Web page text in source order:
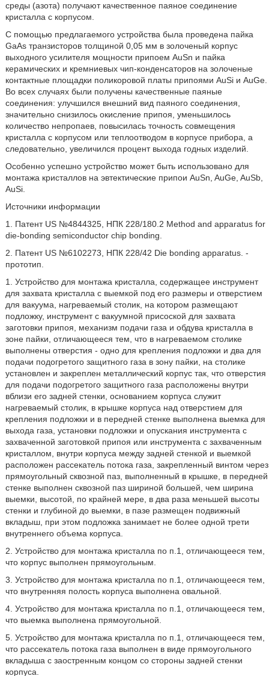
среды (азота) получают качественное паяное соединение
кристалла с корпусом.
С помощью предлагаемого устройства была проведена пайка
GaAs транзисторов толщиной 0,05 мм в золоченый корпус
выходного усилителя мощности припоем AuSn и пайка
керамических и кремниевых чип-конденсаторов на золоченые
контактные площадки поликоровой платы припоями AuSi и AuGe.
Во всех случаях были получены качественные паяные
соединения: улучшился внешний вид паяного соединения,
значительно снизилось окисление припоя, уменьшилось
количество непропаев, повысилась точность совмещения
кристалла с корпусом или теплоотводом в корпусе прибора, а
следовательно, увеличился процент выхода годных изделий.
Особенно успешно устройство может быть использовано для
монтажа кристаллов на эвтектические припои AuSn, AuGe, AuSb,
AuSi.
Источники информации
1. Патент US №4844325, НПК 228/180.2 Method and apparatus for
die-bonding semiconductor chip bonding.
2. Патент US №6102273, НПК 228/42 Die bonding apparatus. -
прототип.
1. Устройство для монтажа кристалла, содержащее инструмент
для захвата кристалла с выемкой под его размеры и отверстием
для вакуума, нагреваемый столик, на котором размещают
подложку, инструмент с вакуумной присоской для захвата
заготовки припоя, механизм подачи газа и обдува кристалла в
зоне пайки, отличающееся тем, что в нагреваемом столике
выполнены отверстия - одно для крепления подложки и два для
подачи подогретого защитного газа в зону пайки, на столике
установлен и закреплен металлический корпус так, что отверстия
для подачи подогретого защитного газа расположены внутри
вблизи его задней стенки, основанием корпуса служит
нагреваемый столик, в крышке корпуса над отверстием для
крепления подложки и в передней стенке выполнена выемка для
выхода газа, установки подложки и опускания инструмента с
захваченной заготовкой припоя или инструмента с захваченным
кристаллом, внутри корпуса между задней стенкой и выемкой
расположен рассекатель потока газа, закрепленный винтом через
прямоугольный сквозной паз, выполненный в крышке, в передней
стенке выполнен сквозной паз шириной большей, чем ширина
выемки, высотой, по крайней мере, в два раза меньшей высоты
стенки и глубиной до выемки, в пазе размещен подвижный
вкладыш, при этом подложка занимает не более одной трети
внутреннего объема корпуса.
2. Устройство для монтажа кристалла по п.1, отличающееся тем,
что корпус выполнен прямоугольным.
3. Устройство для монтажа кристалла по п.1, отличающееся тем,
что внутренняя полость корпуса выполнена овальной.
4. Устройство для монтажа кристалла по п.1, отличающееся тем,
что выемка выполнена прямоугольной.
5. Устройство для монтажа кристалла по п.1, отличающееся тем,
что рассекатель потока газа выполнен в виде прямоугольного
вкладыша с заостренным концом со стороны задней стенки
корпуса.